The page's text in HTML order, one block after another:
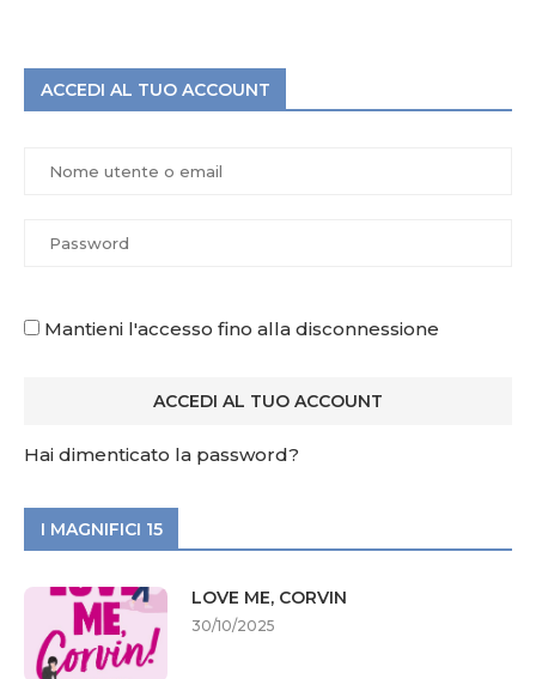
ACCEDI AL TUO ACCOUNT
Mantieni l'accesso fino alla disconnessione
Hai dimenticato la password?
I MAGNIFICI 15
LOVE ME, CORVIN
30/10/2025